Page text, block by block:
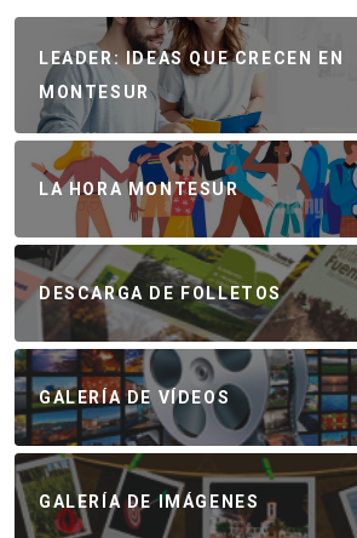
LEADER: IDEAS QUE CRECEN EN
MONTESUR
LA HORA MONTESUR
DESCARGA DE FOLLETOS
GALERÍA DE VÍDEOS
GALERÍA DE IMÁGENES